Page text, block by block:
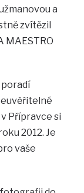
a
zvítězil
MAESTRO
poradí
Přípravce si
2012. Je
vaše